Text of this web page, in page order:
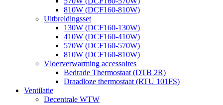
810W (DCF160-810W)
Uitbreidingsset
130W (DCF160-130W)
410W (DCF160-410W)
570W (DCF160-570W)
810W (DCF160-810W)
Vloerverwarming accessoires
Bedrade Thermostaat (DTB 2R)
Draadloze thermostaat (RTU 101FS)
Ventilatie
Decentrale WTW